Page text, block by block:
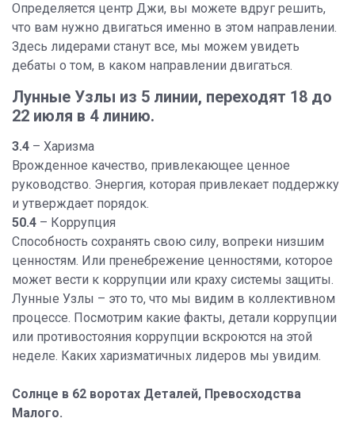
Определяется центр Джи, вы можете вдруг решить,
что вам нужно двигаться именно в этом направлении.
Здесь лидерами станут все, мы можем увидеть
дебаты о том, в каком направлении двигаться.
Лунные Узлы из 5 линии, переходят 18 до
22 июля в 4 линию.
3.4 – Харизма
Врожденное качество, привлекающее ценное
руководство. Энергия, которая привлекает поддержку
и утверждает порядок.
50.4 – Коррупция
Способность сохранять свою силу, вопреки низшим
ценностям. Или пренебрежение ценностями, которое
может вести к коррупции или краху системы защиты.
Лунные Узлы – это то, что мы видим в коллективном
процессе. Посмотрим какие факты, детали коррупции
или противостояния коррупции вскроются на этой
неделе. Каких харизматичных лидеров мы увидим.
Солнце в 62 воротах Деталей, Превосходства
Малого.